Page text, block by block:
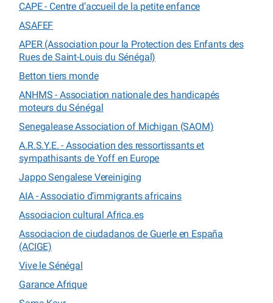
CAPE - Centre d’accueil de la petite enfance
ASAFEF
APER (Association pour la Protection des Enfants des
Rues de Saint-Louis du Sénégal)
Betton tiers monde
ANHMS - Association nationale des handicapés
moteurs du Sénégal
Senegalease Association of Michigan (SAOM)
A.R.S.Y.E. - Association des ressortissants et
sympathisants de Yoff en Europe
Jappo Sengalese Vereiniging
AIA - Associatio d’immigrants africains
Associacion cultural Africa.es
Associacion de ciudadanos de Guerle en España
(ACIGE)
Vive le Sénégal
Garance Afrique